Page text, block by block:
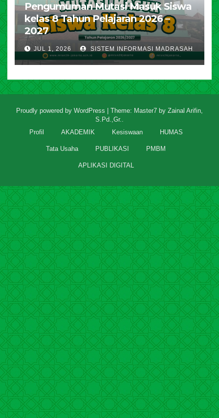
Pengumuman Mutasi Masuk Siswa
kelas 8 Tahun Pelajaran 2026 –
2027
JUL 1, 2026 SISTEM INFORMASI MADRASAH
Proudly powered by WordPress Theme: Master7 by Zainal Arifin,
S.Pd.,Gr..
Profil
AKADEMIK Kesiswaan HUMAS
Tata Usaha PUBLIKASI PMBM
APLIKASI DIGITAL